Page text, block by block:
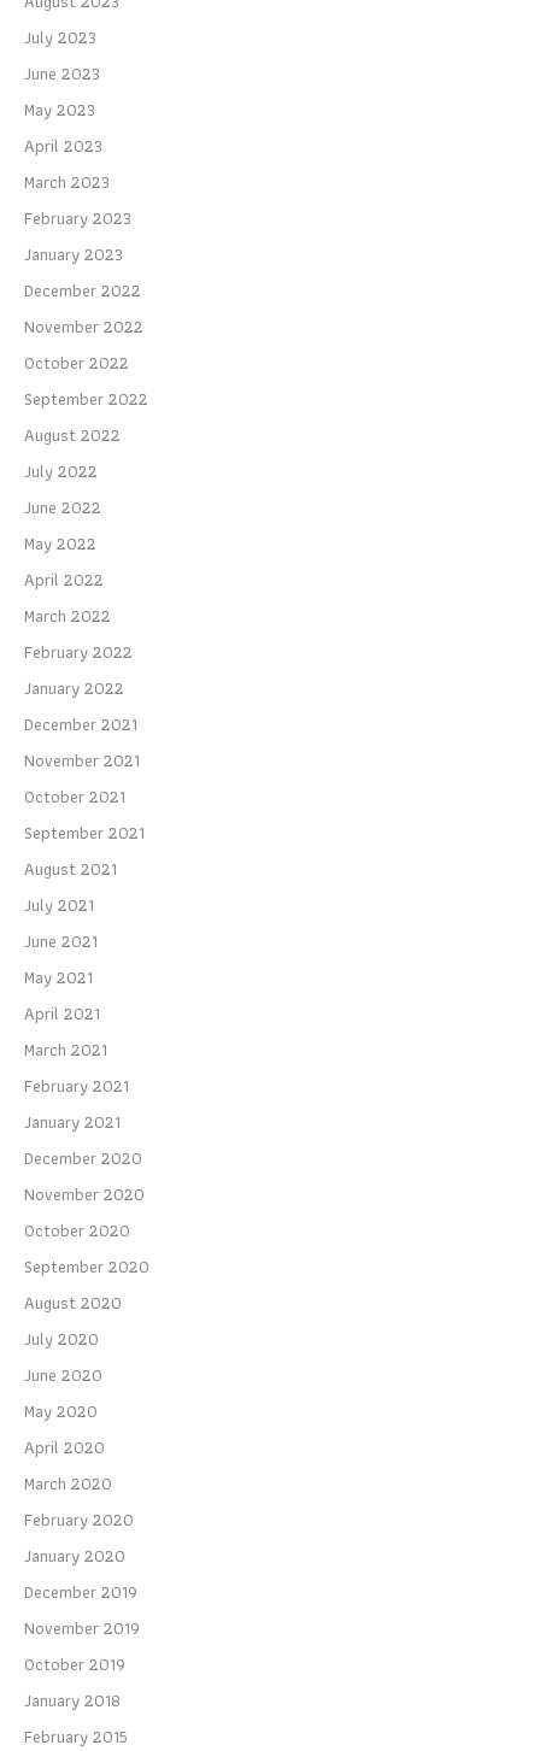
July 2023
June 2023
May 2023
April 2023
March 2023
February 2023
January 2023
December 2022
November 2022
October 2022
September 2022
August 2022
July 2022
June 2022
May 2022
April 2022
March 2022
February 2022
January 2022
December 2021
November 2021
October 2021
September 2021
August 2021
July 2021
June 2021
May 2021
April 2021
March 2021
February 2021
January 2021
December 2020
November 2020
October 2020
September 2020
August 2020
July 2020
June 2020
May 2020
April 2020
March 2020
February 2020
January 2020
December 2019
November 2019
October 2019
January 2018
February 2015